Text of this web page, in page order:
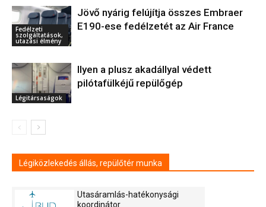
Fedélzeti
szolgáltatások,
utazási élmény
Jövő nyárig felújítja összes Embraer
E190-ese fedélzetét az Air France
Légitársaságok
Ilyen a plusz akadállyal védett
pilótafülkéjű repülőgép
Légiközlekedés állás, repülőtér munka
Utasáramlás-hatékonysági
koordinátor